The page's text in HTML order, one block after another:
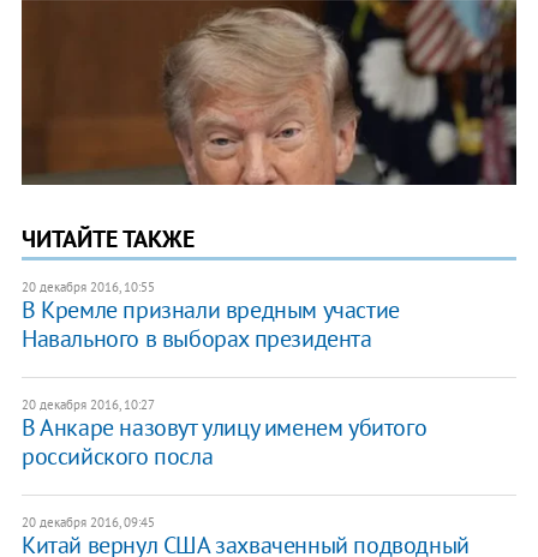
ЧИТАЙТЕ ТАКЖЕ
20 декабря 2016, 10:55
В Кремле признали вредным участие
Навального в выборах президента
20 декабря 2016, 10:27
В Анкаре назовут улицу именем убитого
российского посла
20 декабря 2016, 09:45
Китай вернул США захваченный подводный